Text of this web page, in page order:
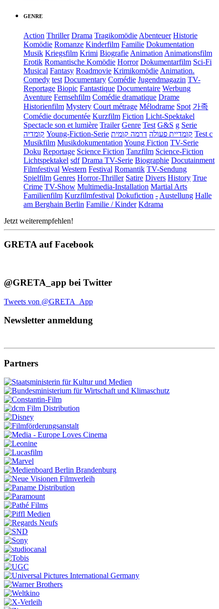
GENRE
Action Thriller Drama Tragikomödie Abenteuer Historie
Komödie Romanze Kinderfilm Familie Dokumentation
Musik Kriegsfilm Krimi Biografie Animation Animationsfilm
Erotik Romantische Komödie Horror Dokumentarfilm Sci-Fi
Musical Fantasy Roadmovie Krimikomödie Animation.
Comedy test Documentary Comédie Jugendmagazin TV-
Reportage Biopic Fantastique Documentaire Werbung
Aventure Fernsehfilm Comédie dramatique Drame
Historienfilm Mystery Court métrage Mélodrame Spot 가족
Comédie documentée Kurzfilm Fiction Licht-Spektakel
Spectacle son et lumière Trailer Genre Test G&S g Serie
קומדיה Young-Fiction-Serie קומדיית פעולה דרמה קומית
Test c
Musikfilm Musikdokumentation Young Fiction TV-Serie
Doku Reportage Science Fiction Tanzfilm Science-Fiction
Lichtspektakel sdf Drama TV-Serie Biographie Docutainment
Filmfestival Western Festival Romantik TV-Sendung
Spielfilm Genres Horror-Thriller Satire Divers History True
Crime TV-Show Multimedia-Installation Martial Arts
Familienfilm Kurzfilmfestival Dokufiction - Austellung Halle
am Berghain Berlin Familie / Kinder Kdrama
Jetzt weiterempfehlen!
GRETA auf Facebook
@GRETA_app bei Twitter
Tweets von @GRETA_App
Newsletter anmeldung
Partners